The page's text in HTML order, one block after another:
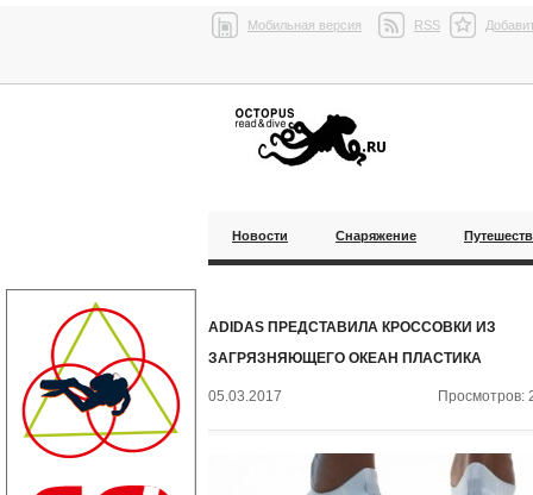
Мобильная версия RSS
Новости Снаряжение
ADIDAS ПРЕДСТАВИЛА КРОССОВКИ ИЗ
ЗАГРЯЗНЯЮЩЕГО ОКЕАН ПЛАСТИКА
05.03.2017 Просмотров: